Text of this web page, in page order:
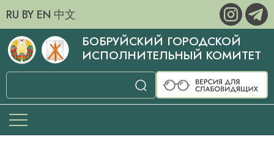
RU BY EN 中文
БОБРУЙСКИЙ ГОРОДСКОЙ
ИСПОЛНИТЕЛЬНЫЙ КОМИТЕТ